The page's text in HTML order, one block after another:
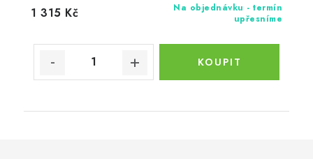
Na objednávku - termín
upřesníme
1 315 Kč